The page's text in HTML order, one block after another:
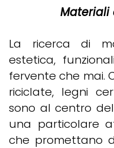
Materiali
La ricerca di
estetica,
fervente che mai.
riciclate, legni
sono al centro
una particolare
che promettano